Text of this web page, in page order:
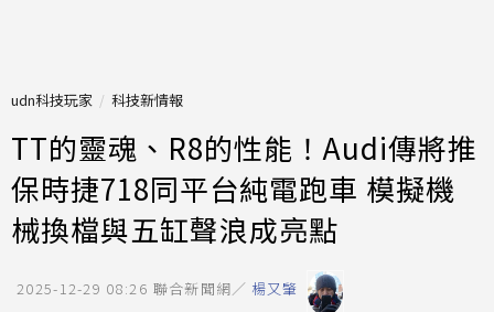
udn科技玩家 科技新情報
TT的靈魂、R8的性能！Audi傳將推
保時捷718同平台純電跑車 模擬機
械換檔與五缸聲浪成亮點
2025-12-29 08:26 聯合新聞網／ 楊又肇